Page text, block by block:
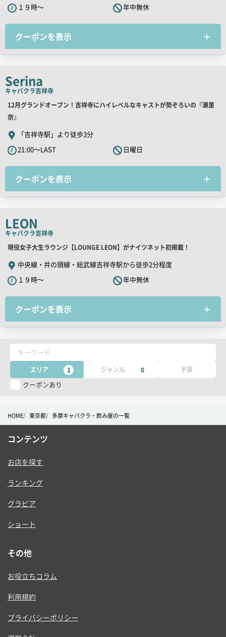
キ
コ
ー
１９時～
年中無休
クーポンを表示
Serina
キャバクラ吉祥寺
店
舗
PR
キ
ャ
ッ
コ
12月グランドオープン！吉祥寺にハイレベルなキャストが勢ぞろいの『瀬里
奈』
「吉祥寺駅」より徒歩3分
21:00～LAST
日曜日
クーポンを表示
LEON
キャバクラ吉祥寺
店
舗
PR
キ
ャ
チ
ピ
現役女子大生ラウンジ【LOUNGE LEON】がナイツネット初掲載！
中央線・井の頭線・総武線吉祥寺駅から徒歩2分程度
１９時～
年中無休
クーポンを表示
キーワード
エリア 1 ジャンル 0 予算
クーポンあり
HOME 東京都 多摩キャバクラ・飲み屋の一覧
コンテンツ
お店を探す
ランキング
グラビア
ショート
その他
お役立ちコラム
利用規約
プライバシーポリシー